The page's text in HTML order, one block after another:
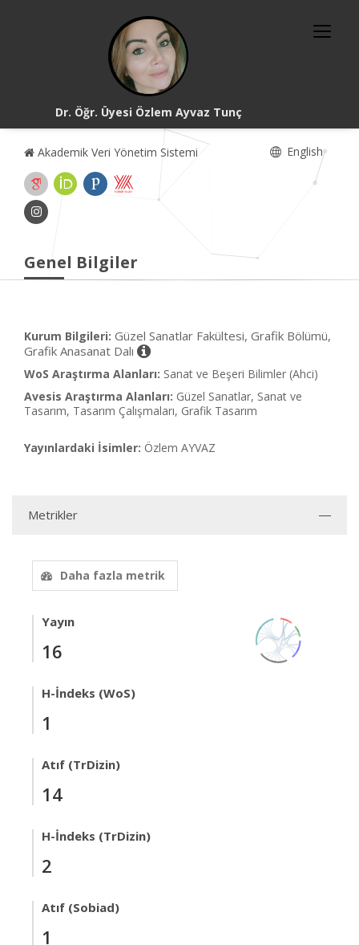
Dr. Öğr. Üyesi Özlem Ayvaz Tunç
Akademik Veri Yönetim Sistemi English
Genel Bilgiler
Kurum Bilgileri: Güzel Sanatlar Fakültesi, Grafik Bölümü,
Grafik Anasanat Dalı
WoS Araştırma Alanları: Sanat ve Beşeri Bilimler (Ahci)
Avesis Araştırma Alanları: Güzel Sanatlar, Sanat ve
Tasarım, Tasarım Çalışmaları, Grafik Tasarım
Yayınlardaki İsimler: Özlem AYVAZ
Metrikler
Daha fazla metrik
Yayın
16
H-İndeks (WoS)
1
Atıf (TrDizin)
14
H-İndeks (TrDizin)
2
Atıf (Sobiad)
1